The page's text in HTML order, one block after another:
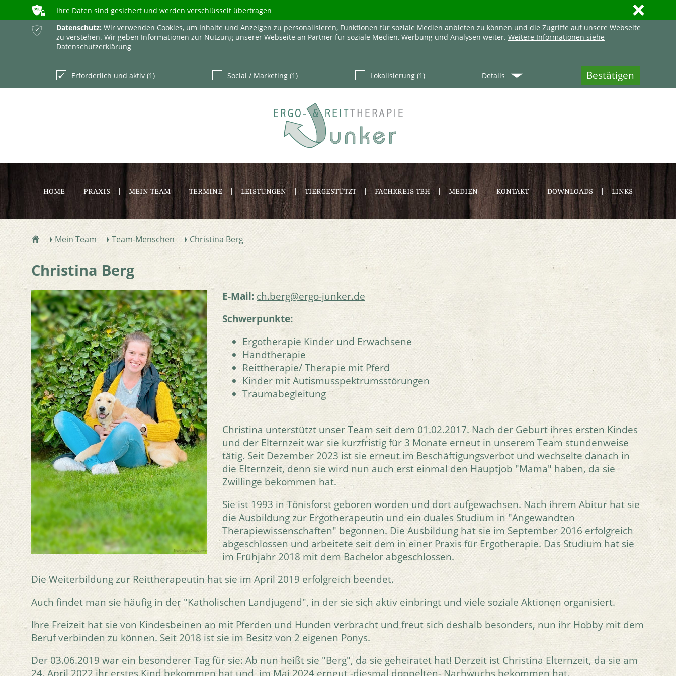
ʥ Ihre Daten sind gesichert und werden verschlüsselt übertragen
ı
ќ
Datenschutz: Wir verwenden Cookies, um Inhalte und Anzeigen zu personalisieren, Funktionen für soziale Medien anbieten zu können und die Zugriffe auf unsere Webseite
zu verstehen. Wir geben Informationen zur Nutzung unserer Webseite an Partner für soziale Medien, Werbung und Analysen weiter. Weitere Informationen siehe
Datenschutzerklärung
Erforderlich und aktiv (1) Social / Marketing (1) Lokalisierung (1) Details Q
HOME PRAXIS MEIN TEAM TERMINE LEISTUNGEN TIERGESTÜTZT FACHKREIS TBH MEDIEN KONTAKT DOWNLOADS LINKS
ŷ Ţ Mein Team Ţ Team-Menschen Ţ Christina Berg
Christina Berg
E-Mail: ch.berg@ergo-junker.de
Schwerpunkte:
Ergotherapie Kinder und Erwachsene
Handtherapie
Reittherapie/ Therapie mit Pferd
Kinder mit Autismusspektrumsstörungen
Traumabegleitung
Christina unterstützt unser Team seit dem 01.02.2017. Nach der Geburt ihres ersten Kindes
und der Elternzeit war sie kurzfristig für 3 Monate erneut in unserem Team stundenweise
tätig. Seit Dezember 2023 ist sie erneut im Beschäftigungsverbot und wechselte danach in
die Elternzeit, denn sie wird nun auch erst einmal den Hauptjob "Mama" haben, da sie
Zwillinge bekommen hat.
Sie ist 1993 in Tönisforst geboren worden und dort aufgewachsen. Nach ihrem Abitur hat sie
die Ausbildung zur Ergotherapeutin und ein duales Studium in "Angewandten
Therapiewissenschaften" begonnen. Die Ausbildung hat sie im September 2016 erfolgreich
abgeschlossen und arbeitete seit dem in einer Praxis für Ergotherapie. Das Studium hat sie
im Frühjahr 2018 mit dem Bachelor abgeschlossen.
Die Weiterbildung zur Reittherapeutin hat sie im April 2019 erfolgreich beendet.
Auch findet man sie häufig in der "Katholischen Landjugend", in der sie sich aktiv einbringt und viele soziale Aktionen organisiert.
Ihre Freizeit hat sie von Kindesbeinen an mit Pferden und Hunden verbracht und freut sich deshalb besonders, nun ihr Hobby mit dem
Beruf verbinden zu können. Seit 2018 ist sie im Besitz von 2 eigenen Ponys.
Der 03.06.2019 war ein besonderer Tag für sie: Ab nun heißt sie "Berg", da sie geheiratet hat! Derzeit ist Christina Elternzeit, da sie am